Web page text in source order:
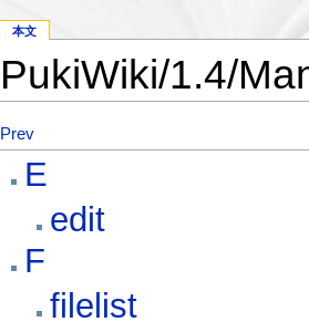
本文
PukiWiki/1.4/
Prev
E
edit
F
filelist